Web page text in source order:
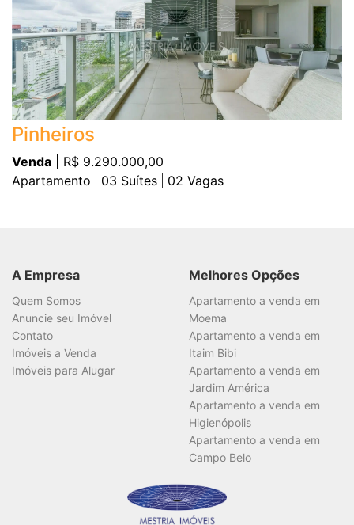
Pinheiros
Venda | R$ 9.290.000,00
Apartamento
03 Suítes 02 Vagas
A Empresa
Quem Somos
Anuncie seu Imóvel
Contato
Imóveis a Venda
Imóveis para Alugar
Melhores Opções
Apartamento a venda em
Moema
Apartamento a venda em
Itaim Bibi
Apartamento a venda em
Jardim América
Apartamento a venda em
Higienópolis
Apartamento a venda em
Campo Belo